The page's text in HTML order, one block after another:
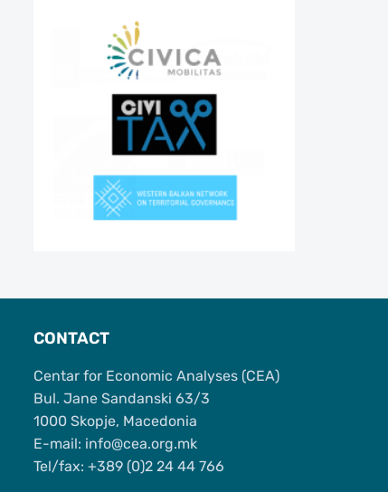
CONTACT
Centar for Economic Analyses (CEA)
Bul. Jane Sandanski 63/3
1000 Skopje, Macedonia
Е-mail: info@cea.org.mk
Tel/fax: +389 (0)2 24 44 766